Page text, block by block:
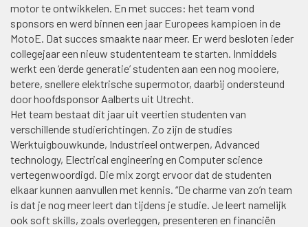
motor te ontwikkelen. En met succes: het team vond
sponsors en werd binnen een jaar Europees kampioen in de
MotoE. Dat succes smaakte naar meer. Er werd besloten ieder
collegejaar een nieuw studententeam te starten. Inmiddels
werkt een ‘derde generatie’ studenten aan een nog mooiere,
betere, snellere elektrische supermotor, daarbij ondersteund
door hoofdsponsor Aalberts uit Utrecht.
Het team bestaat dit jaar uit veertien studenten van
verschillende studierichtingen. Zo zijn de studies
Werktuigbouwkunde, Industrieel ontwerpen, Advanced
technology, Electrical engineering en Computer science
vertegenwoordigd. Die mix zorgt ervoor dat de studenten
elkaar kunnen aanvullen met kennis. “De charme van zo’n team
is dat je nog meer leert dan tijdens je studie. Je leert namelijk
ook soft skills, zoals overleggen, presenteren en financiën